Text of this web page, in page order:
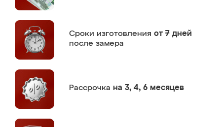
Сроки изготовления от 7 дней
после замера
Рассрочка на 3, 4, 6 месяцев